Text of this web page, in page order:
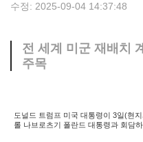
수정: 2025-09-04 14:37:48
전 세계 미군 재배치
주목
도널드 트럼프 미국 대통령이 3일(현
롤 나브로츠기 폴란드 대통령과 회담